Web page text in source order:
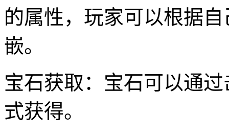
的属性，玩家可以根据
嵌。
宝石获取：宝石可以通
式获得。